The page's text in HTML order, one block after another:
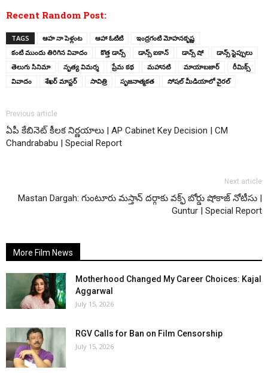
Recent Random Post:
TAGS ఆహ నా పెళ్లంట ఆహా ఓటిటి
ఇంద్రగంటి మోహనకృష్ణ
కంటి ముందు తిరిగిన వివాదం
కొత్త డాన్స్ డాన్స్ ఐకాన్ డాన్స్ షో
డాన్స్ స్టెప్పులు
తెలుగు సినిమా
నృత్య విమర్శ ప్రేమ కథ మహానటి మాయాబజార్
రీమిక్స్
వివాదం
శేఖర్ మాస్టర్ సావిత్రి సృజనాత్మకత సోషల్ మీడియాలో వైరల్
Previous article
ఏపీ కేబినెట్ కీలక నిర్ణయాలు | AP Cabinet Key Decision | CM
Chandrababu | Special Report
Next article
Mastan Dargah: గుంటూరు మస్తాన్ దర్గాకు వక్ఫ్ బోర్డు షోకాజ్ నోటీసు |
Guntur | Special Report
More Film News
Motherhood Changed My Career Choices: Kajal
Aggarwal
July 15, 2026
RGV Calls for Ban on Film Censorship
July 15, 2026